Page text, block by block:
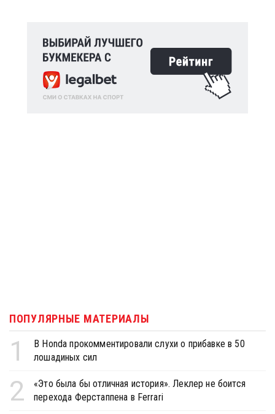
ПОПУЛЯРНЫЕ МАТЕРИАЛЫ
1
В Honda прокомментировали слухи о прибавке в 50
лошадиных сил
2
«Это была бы отличная история». Леклер не боится
перехода Ферстаппена в Ferrari